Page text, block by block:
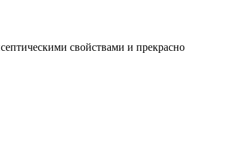
свойствами и прекрасно